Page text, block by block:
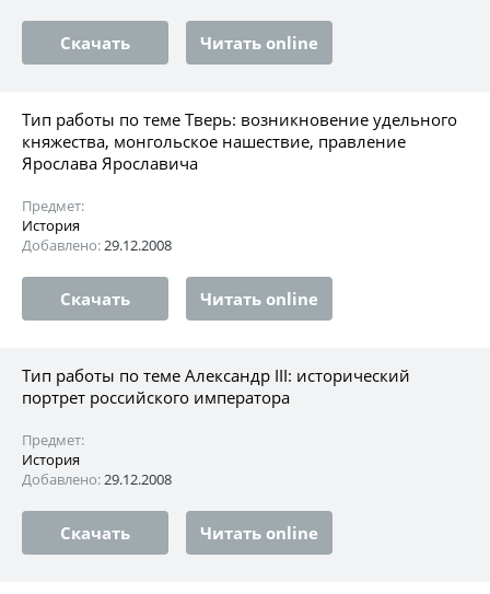
Скачать Читать online
Тип работы по теме Тверь: возникновение удельного
княжества, монгольское нашествие, правление
Ярослава Ярославича
Предмет:
История
Добавлено:29.12.2008
Скачать Читать online
Тип работы по теме Александр III: исторический
портрет российского императора
Предмет:
История
Добавлено:29.12.2008
Скачать Читать online